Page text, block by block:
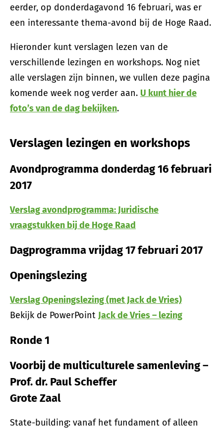
eerder, op donderdagavond 16 februari, was er
een interessante thema-avond bij de Hoge Raad.
Hieronder kunt verslagen lezen van de
verschillende lezingen en workshops. Nog niet
alle verslagen zijn binnen, we vullen deze pagina
komende week nog verder aan. U kunt hier de
foto’s van de dag bekijken.
Verslagen lezingen en workshops
Avondprogramma donderdag 16 februari
2017
Verslag avondprogramma: Juridische
vraagstukken bij de Hoge Raad
Dagprogramma vrijdag 17 februari 2017
Openingslezing
Verslag Openingslezing (met Jack de Vries)
Bekijk de PowerPoint Jack de Vries – lezing
Ronde 1
Voorbij de multiculturele samenleving –
Prof. dr. Paul Scheffer
Grote Zaal
State-building: vanaf het fundament of alleen